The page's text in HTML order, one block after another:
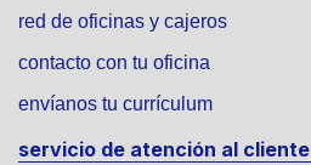
red de oficinas y cajeros
contacto con tu oficina
envíanos tu currículum
servicio de atención al cliente